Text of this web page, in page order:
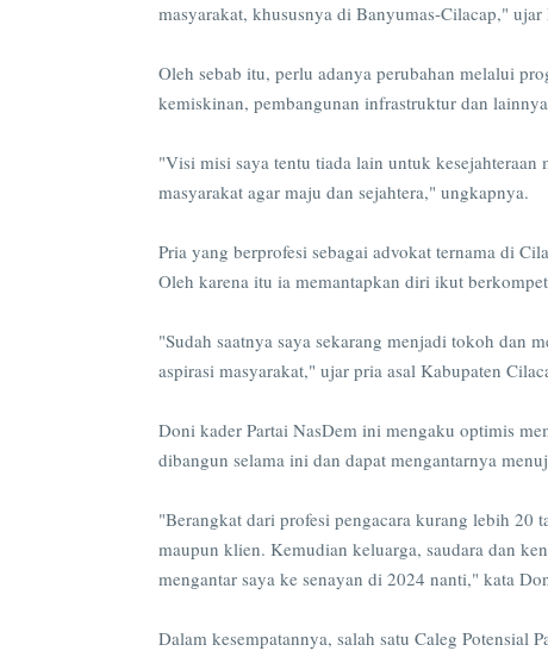
masyarakat, khususnya di Banyumas-Cilacap,"
Oleh sebab itu, perlu adanya perubahan melalui
kemiskinan, pembangunan infrastruktur dan
"Visi misi saya tentu tiada lain untuk
masyarakat agar maju dan sejahtera," ungkapnya.
Pria yang berprofesi sebagai advokat ternama di
Oleh karena itu ia memantapkan diri ikut
"Sudah saatnya saya sekarang menjadi tokoh dan
aspirasi masyarakat," ujar pria asal Kabupaten
Doni kader Partai NasDem ini mengaku optimis
dibangun selama ini dan dapat mengantarnya
"Berangkat dari profesi pengacara kurang lebih 20
maupun klien. Kemudian keluarga, saudara dan
mengantar saya ke senayan di 2024 nanti," kata
Dalam kesempatannya, salah satu Caleg Potensial